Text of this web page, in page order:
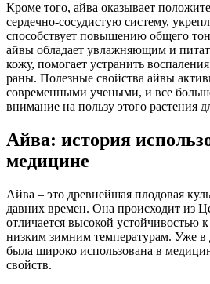
Кроме того, айва оказывает
сердечно-сосудистую систему,
способствует повышению общего
айвы обладает увлажняющим и
кожу, помогает устранить
раны. Полезные свойства айвы
современными учеными, и все
внимание на пользу этого растения
Айва: история
медицине
Айва – это древнейшая плодовая
давних времен. Она происходит из
отличается высокой устойчивостью
низким зимним температурам. Уже в
была широко использована в
свойств.